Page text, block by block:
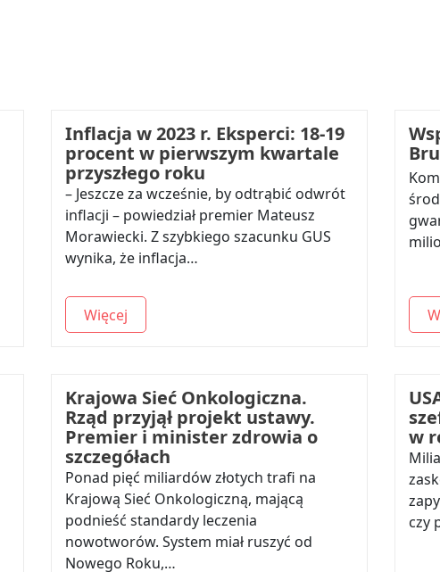
Inflacja w 2023 r. Eksperci: 18-19
procent w pierwszym kwartale
przyszłego roku
– Jeszcze za wcześnie, by odtrąbić odwrót
inflacji – powiedział premier Mateusz
Morawiecki. Z szybkiego szacunku GUS
wynika, że inflacja…
Więcej
Krajowa Sieć Onkologiczna.
Rząd przyjął projekt ustawy.
Premier i minister zdrowia o
szczegółach
Ponad pięć miliardów złotych trafi na
Krajową Sieć Onkologiczną, mającą
podnieść standardy leczenia
nowotworów. System miał ruszyć od
Nowego Roku,…
w
czy